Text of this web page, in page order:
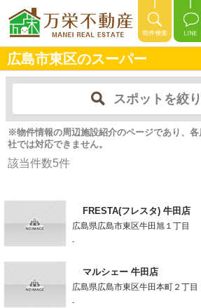
広島市東区のスーパー
スポットを絞
※物件情報の周辺施設紹介のページであり、
社では対応できません。
該当件数5件
FRESTA(フレスタ) 牛田店
広島県広島市東区牛田旭１丁目
-
マルシェー 牛田店
広島県広島市東区牛田本町２丁目
-